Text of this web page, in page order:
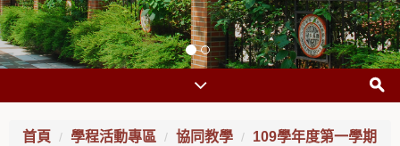
首頁 學程活動專區 協同教學 109學年度第一學期